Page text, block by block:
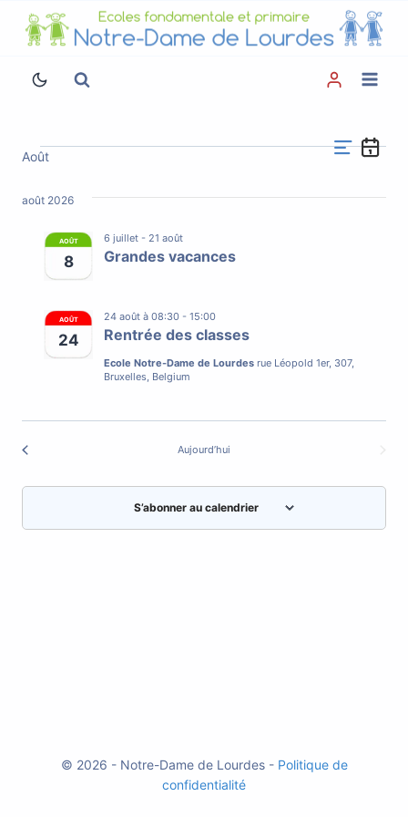
Aller
Évènements
Navigation
par
consultations
Août
une
août 2026
AOÛT
8 Grandes vacances
6 juillet - 21 août
AOÛT
24 Rentrée des classes
24 août à 08:30 - 15:00
Ecole Notre-Dame de Lourdes rue Léopold 1er, 307,
Bruxelles, Belgium
Aujourd’hui
S’abonner au calendrier
© 2026 - Notre-Dame de Lourdes - Politique de
confidentialité